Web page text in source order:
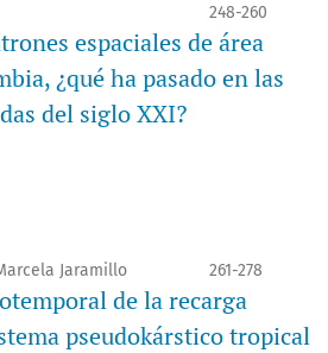
248-260
espaciales de área
¿qué ha pasado en las
del siglo XXI?
Jaramillo 261-278
de la recarga
pseudokárstico tropical